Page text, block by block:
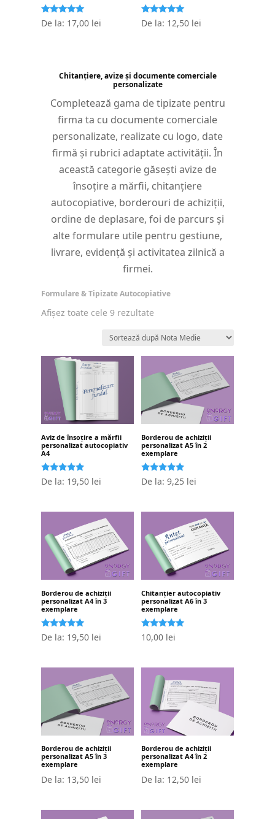
Evaluat la
5.00
De la: 17,00 lei
Evaluat la
5.00
De la: 12,50 lei
Chitanțiere, avize și documente comerciale
personalizate
Completează gama de tipizate pentru
firma ta cu documente comerciale
personalizate, realizate cu logo, date
firmă și rubrici adaptate activității. În
această categorie găsești avize de
însoțire a mărfii, chitanțiere
autocopiative, borderouri de achiziții,
ordine de deplasare, foi de parcurs și
alte formulare utile pentru gestiune,
livrare, evidență și activitatea zilnică a
firmei.
Formulare & Tipizate Autocopiative
Afișez toate cele 9 rezultate
Aviz de însoțire a mărfii
personalizat autocopiativ
A4
Evaluat la
5.00
De la: 19,50 lei
Borderou de achiziții
personalizat A5 în 2
exemplare
Evaluat la
5.00
De la:9,25 lei
Borderou de achiziții
personalizat A4 în 3
exemplare
Evaluat la
5.00
De la: 19,50 lei
Chitanțier autocopiativ
personalizat A6 în 3
exemplare
Evaluat la
5.00
10,00 lei
Borderou de achiziții
personalizat A5 în 3
exemplare
De la: 13,50 lei
Borderou de achiziții
personalizat A4 în 2
exemplare
De la: 12,50 lei